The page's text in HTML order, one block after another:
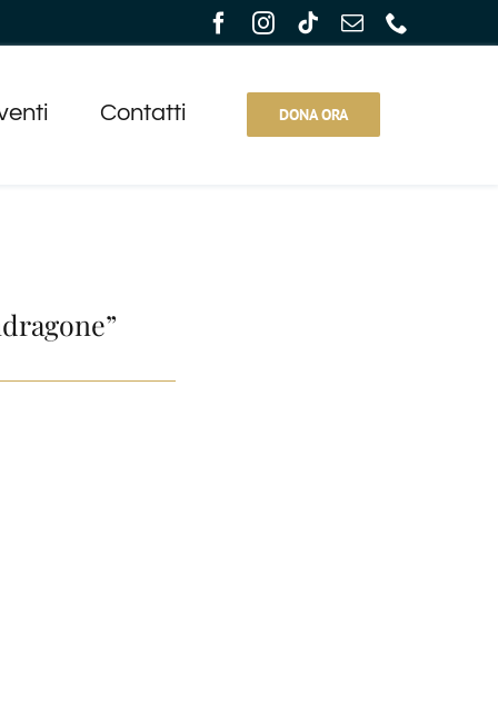
Contatti DONA ORA